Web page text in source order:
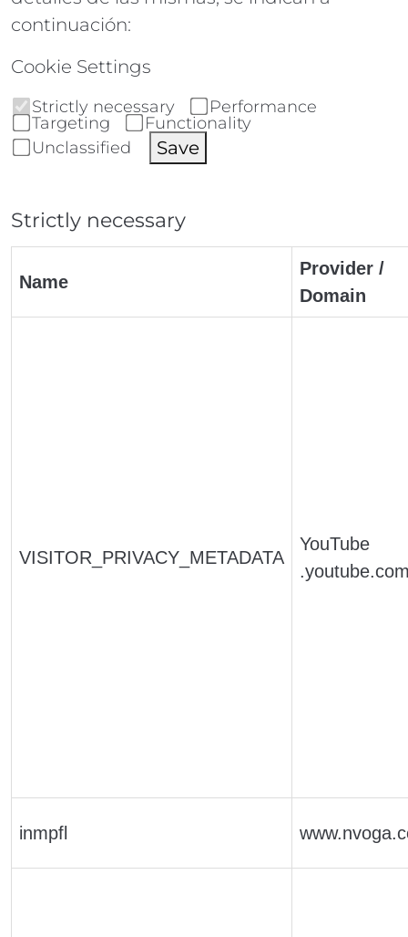
continuación:
Cookie Settings
Strictly necessary
Performance
Targeting
Functionality
Unclassified
Save
Strictly necessary
Name
Provider /
Domain
VISITOR_PRIVACY_METADATA
YouTube
inmpfl